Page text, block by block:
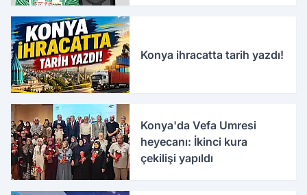
Konya ihracatta tarih yazdı!
Konya'da Vefa Umresi
heyecanı: İkinci kura
çekilişi yapıldı